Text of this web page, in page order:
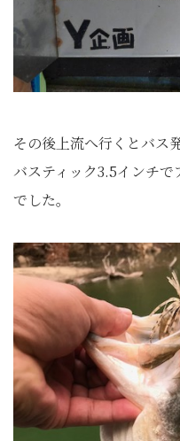
その後上流へ行くとバス発
バスティック3.5インチ
でした。